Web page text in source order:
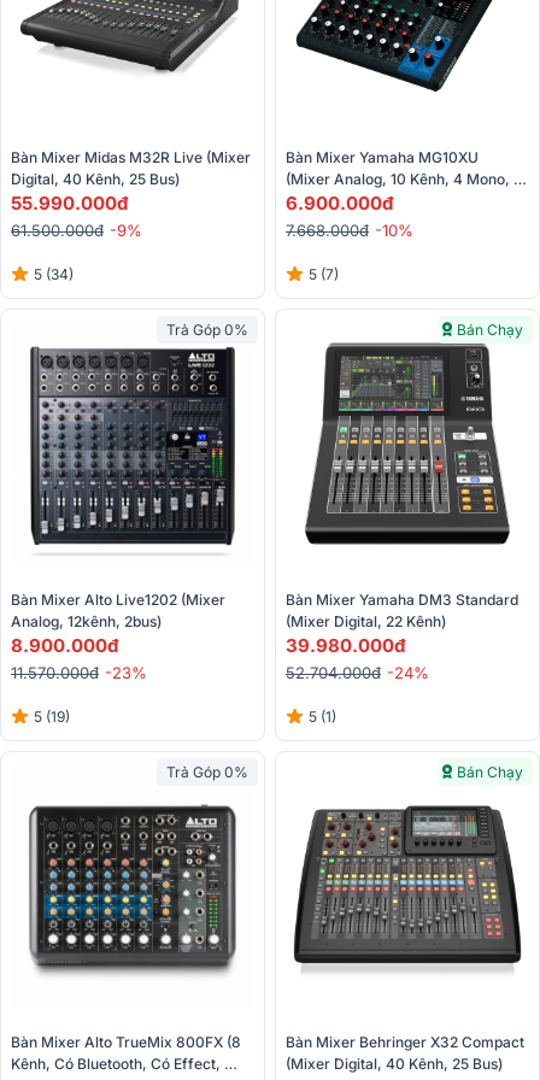
Bàn Mixer Midas M32R Live (Mixer
Digital, 40 Kênh, 25 Bus)
55.990.000đ
61.500.000đ -9%
5 (34)
Bàn Mixer Yamaha MG10XU
(Mixer Analog, 10 Kênh, 4 Mono, 3
Stereo)
6.900.000đ
7.668.000đ -10%
5 (7)
Trả Góp 0%
Bàn Mixer Alto Live1202 (Mixer
Analog, 12kênh, 2bus)
8.900.000đ
11.570.000đ -23%
5 (19)
Bán Chạy
Bàn Mixer Yamaha DM3 Standard
(Mixer Digital, 22 Kênh)
39.980.000đ
52.704.000đ -24%
5 (1)
Trả Góp 0%
Bàn Mixer Alto TrueMix 800FX (8
Kênh, Có Bluetooth, Có Effect,
Bán Chạy
Bàn Mixer Behringer X32 Compact
(Mixer Digital, 40 Kênh, 25 Bus)